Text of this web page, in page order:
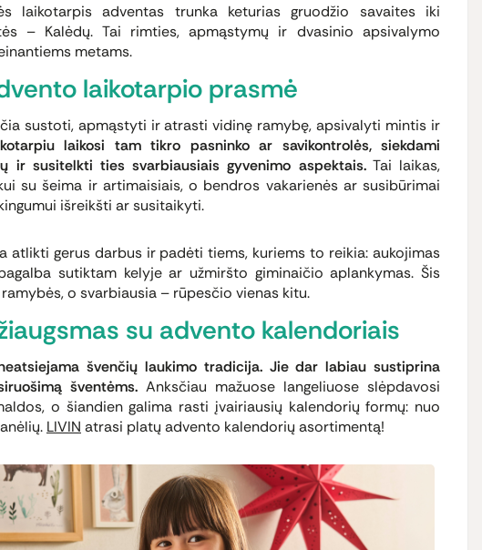
laikotarpis adventas trunka keturias gruodžio savaites iki
– Kalėdų. Tai rimties, apmąstymų ir dvasinio apsivalymo
metams.
laikotarpio prasmė
sustoti, apmąstyti ir atrasti vidinę ramybę, apsivalyti mintis ir
laikosi tam tikro pasninko ar savikontrolės, siekdami
ir susitelkti ties svarbiausiais gyvenimo aspektais.Tai laikas,
su šeima ir artimaisiais, o bendros vakarienės ar susibūrimai
išreikšti ar susitaikyti.
atlikti gerus darbus ir padėti tiems, kuriems to reikia: aukojimas
sutiktam kelyje ar užmiršto giminaičio aplankymas. Šis
o svarbiausia – rūpesčio vienas kitu.
su advento kalendoriais
švenčių laukimo tradicija. Jie dar labiau sustiprina
šventėms. Anksčiau mažuose langeliuose slėpdavosi
o šiandien galima rasti įvairiausių kalendorių formų: nuo
LIVIN atrasi platų advento kalendorių asortimentą!